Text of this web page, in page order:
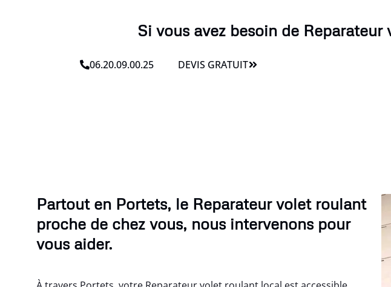
Si vous avez besoin de
06.20.09.00.25 DEVIS GRATUIT
Partout en Portets, le Reparateur volet roulant
proche de chez vous, nous intervenons pour
vous aider.